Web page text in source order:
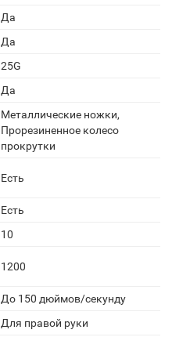
Да
Да
25G
Да
Металлические ножки,
Прорезиненное колесо
прокрутки
Есть
Есть
10
1200
До 150 дюймов/секунду
Для правой руки